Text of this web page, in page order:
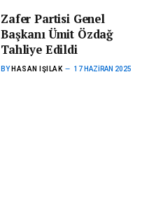
Zafer Partisi Genel
Başkanı Ümit Özdağ
Tahliye Edildi
BY HASAN IŞILAK 17 HAZIRAN 2025